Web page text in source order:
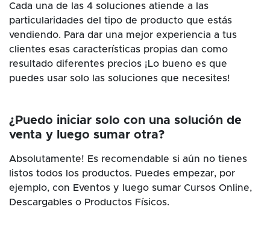
Cada una de las 4 soluciones atiende a las
particularidades del tipo de producto que estás
vendiendo. Para dar una mejor experiencia a tus
clientes esas características propias dan como
resultado diferentes precios ¡Lo bueno es que
puedes usar solo las soluciones que necesites!
¿Puedo iniciar solo con una solución de
venta y luego sumar otra?
Absolutamente! Es recomendable si aún no tienes
listos todos los productos. Puedes empezar, por
ejemplo, con Eventos y luego sumar Cursos Online,
Descargables o Productos Físicos.